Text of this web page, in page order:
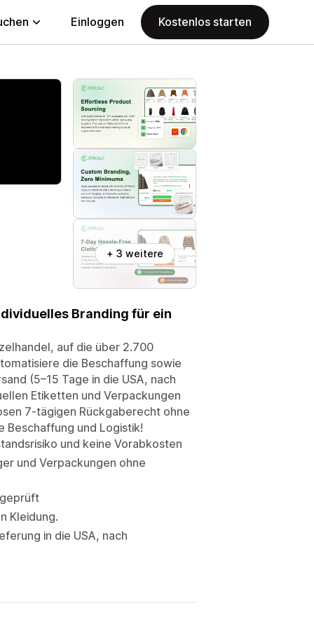
Einloggen Kostenlos starten
+ 3 weitere
Branding für ein
auf die über 2.700
die Beschaffung sowie
(5–15 Tage in die USA, nach
Etiketten und Verpackungen
7-tägigen Rückgaberecht ohne
Beschaffung und Logistik!
und keine Vorabkosten
und Verpackungen ohne
Kleidung.
in die USA, nach